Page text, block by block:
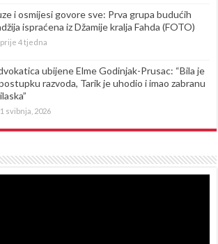
i osmijesi govore sve: Prva grupa budućih
ispraćena iz Džamije kralja Fahda (FOTO)
prije 4 tjedna
ubijene Elme Godinjak-Prusac: “Bila je
razvoda, Tarik je uhodio i imao zabranu
1 svibnja, 2026